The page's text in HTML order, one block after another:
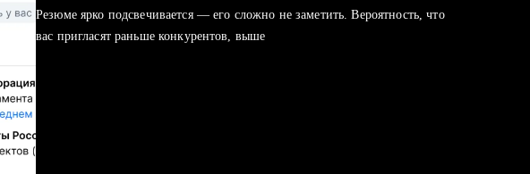
Резюме ярко подсвечивается — его сложно не заметить. Вероятность, что
вас пригласят раньше конкурентов, выше